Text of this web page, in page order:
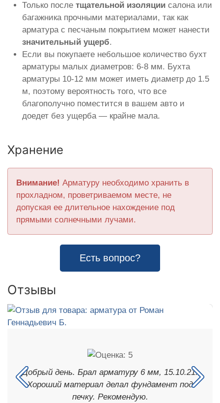
Только после тщательной изоляции салона или
багажника прочными материалами, так как
арматура с песчаным покрытием может нанести
значительный ущерб.
Если вы покупаете небольшое количество бухт
арматуры малых диаметров: 6-8 мм. Бухта
арматуры 10-12 мм может иметь диаметр до 1.5
м, поэтому вероятность того, что все
благополучно поместится в вашем авто и
доедет без ущерба — крайне мала.
Хранение
Внимание! Арматуру необходимо хранить в
прохладном, проветриваемом месте, не
допуская ее длительное нахождение под
прямыми солнечными лучами.
Есть вопрос?
Отзывы
Добрый день. Брал арматуру 6 мм, 15.10.21.
Хороший материал делал фундамент под
печку. Рекомендую.